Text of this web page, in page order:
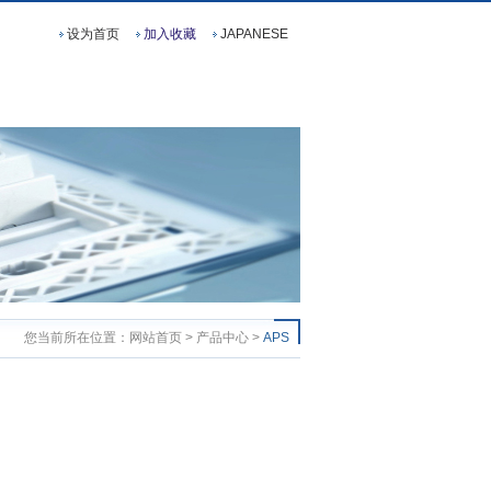
设为首页 加入收藏 JAPANESE
您当前所在位置：网站首页 > 产品中心 > APS